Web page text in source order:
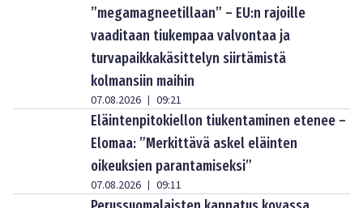
”megamagneetillaan” – EU:n rajoille
vaaditaan tiukempaa valvontaa ja
turvapaikkakäsittelyn siirtämistä
kolmansiin maihin
07.08.2026 | 09:21
Eläintenpitokiellon tiukentaminen etenee –
Elomaa: ”Merkittävä askel eläinten
oikeuksien parantamiseksi”
07.08.2026 | 09:11